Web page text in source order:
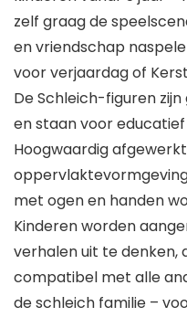
zelf graag de
en vriendschap
voor verjaardag of
De Schleich-figuren
en staan voor
Hoogwaardig
met ogen en handen
Kinderen worden
verhalen uit te denken,
compatibel met alle
de schleich familie –